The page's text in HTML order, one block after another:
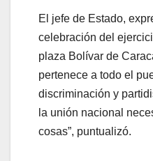
El jefe de Estado,
celebración del
plaza Bolívar de
pertenece a todo el
discriminación y
la unión nacional
cosas”, puntualizó.